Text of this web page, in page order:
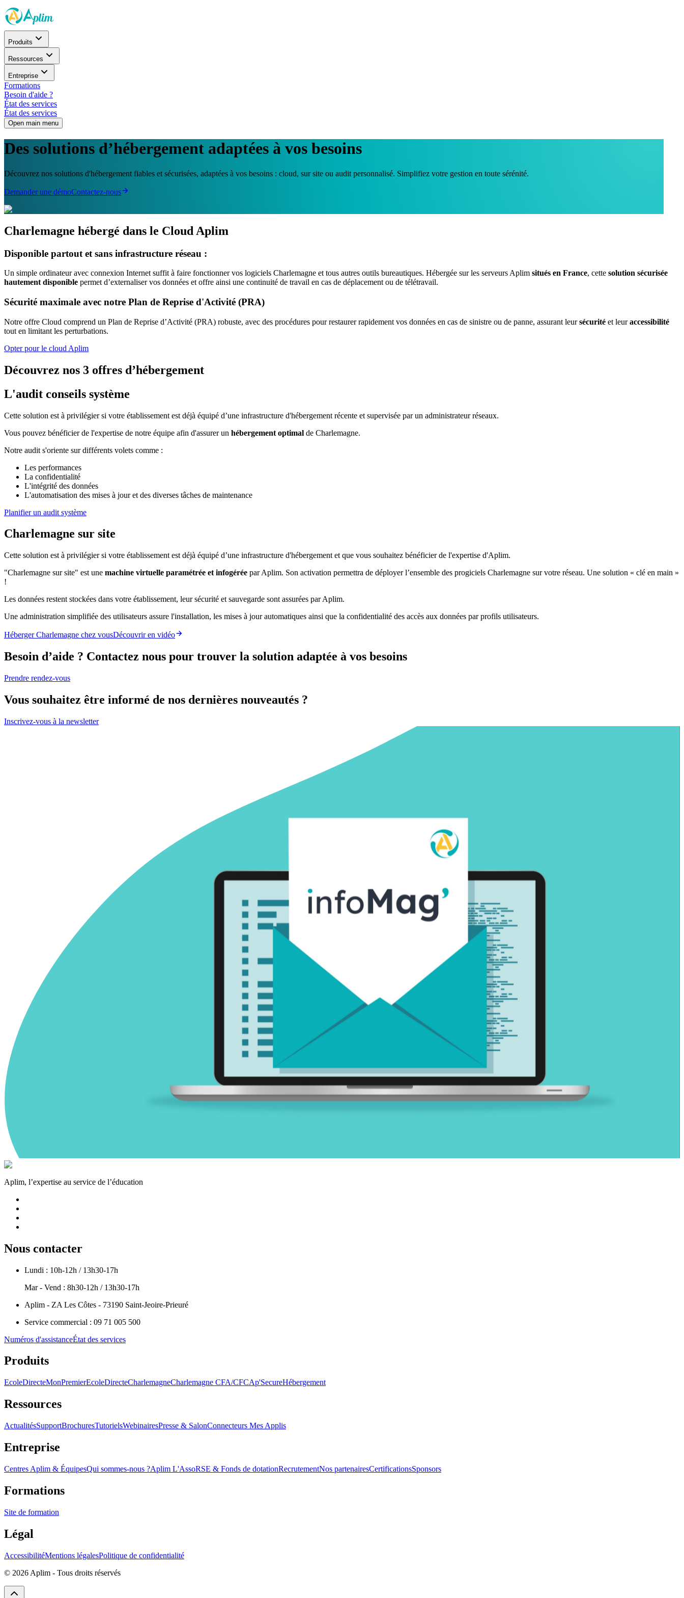
Produits
Ressources
Entreprise
Formations
Besoin d'aide ?
État des services
État des services
Open main menu
Des solutions d’hébergement adaptées à vos besoins
Découvrez nos solutions d'hébergement fiables et sécurisées, adaptées à vos besoins : cloud, sur site ou audit personnalisé. Simplifiez votre gestion en toute sérénité.
Demander une démoContactez-nous
Charlemagne hébergé dans le Cloud Aplim
Disponible partout et sans infrastructure réseau :
Un simple ordinateur avec connexion Internet suffit à faire fonctionner vos logiciels Charlemagne et tous autres outils bureautiques. Hébergée sur les serveurs Aplim situés en France, cette solution sécurisée
hautement disponible permet d’externaliser vos données et offre ainsi une continuité de travail en cas de déplacement ou de télétravail.
Sécurité maximale avec notre Plan de Reprise d'Activité (PRA)
Notre offre Cloud comprend un Plan de Reprise d’Activité (PRA) robuste, avec des procédures pour restaurer rapidement vos données en cas de sinistre ou de panne, assurant leur sécurité et leuraccessibilité
tout en limitant les perturbations.
Opter pour le cloud Aplim
Découvrez nos 3 offres d’hébergement
L'audit conseils système
Cette solution est à privilégier si votre établissement est déjà équipé d’une infrastructure d'hébergement récente et supervisée par un administrateur réseaux.
Vous pouvez bénéficier de l'expertise de notre équipe afin d'assurer un hébergement optimal de Charlemagne.
Notre audit s'oriente sur différents volets comme :
Les performances
La confidentialité
L'intégrité des données
L'automatisation des mises à jour et des diverses tâches de maintenance
Planifier un audit système
Charlemagne sur site
Cette solution est à privilégier si votre établissement est déjà équipé d’une infrastructure d'hébergement et que vous souhaitez bénéficier de l'expertise d'Aplim.
"Charlemagne sur site" est une machine virtuelle paramétrée et infogérée par Aplim. Son activation permettra de déployer l’ensemble des progiciels Charlemagne sur votre réseau. Une solution « clé en main »
!
Les données restent stockées dans votre établissement, leur sécurité et sauvegarde sont assurées par Aplim.
Une administration simplifiée des utilisateurs assure l'installation, les mises à jour automatiques ainsi que la confidentialité des accès aux données par profils utilisateurs.
Héberger Charlemagne chez vousDécouvrir en vidéo
Besoin d’aide ? Contactez nous pour trouver la solution adaptée à vos besoins
Prendre rendez-vous
Vous souhaitez être informé de nos dernières nouveautés ?
Inscrivez-vous à la newsletter
Aplim, l’expertise au service de l’éducation
Nous contacter
Lundi : 10h-12h / 13h30-17h
Mar - Vend : 8h30-12h / 13h30-17h
Aplim - ZA Les Côtes - 73190 Saint-Jeoire-Prieuré
Service commercial : 09 71 005 500
Numéros d'assistanceÉtat des services
Produits
EcoleDirecteMonPremierEcoleDirecteCharlemagneCharlemagne CFA/CFCAp'SecureHébergement
Ressources
ActualitésSupportBrochuresTutorielsWebinairesPresse & SalonConnecteurs Mes Applis
Entreprise
Centres Aplim & ÉquipesQui sommes-nous ?Aplim L'AssoRSE & Fonds de dotationRecrutementNos partenairesCertificationsSponsors
Formations
Site de formation
Légal
AccessibilitéMentions légalesPolitique de confidentialité
© 2026 Aplim - Tous droits réservés